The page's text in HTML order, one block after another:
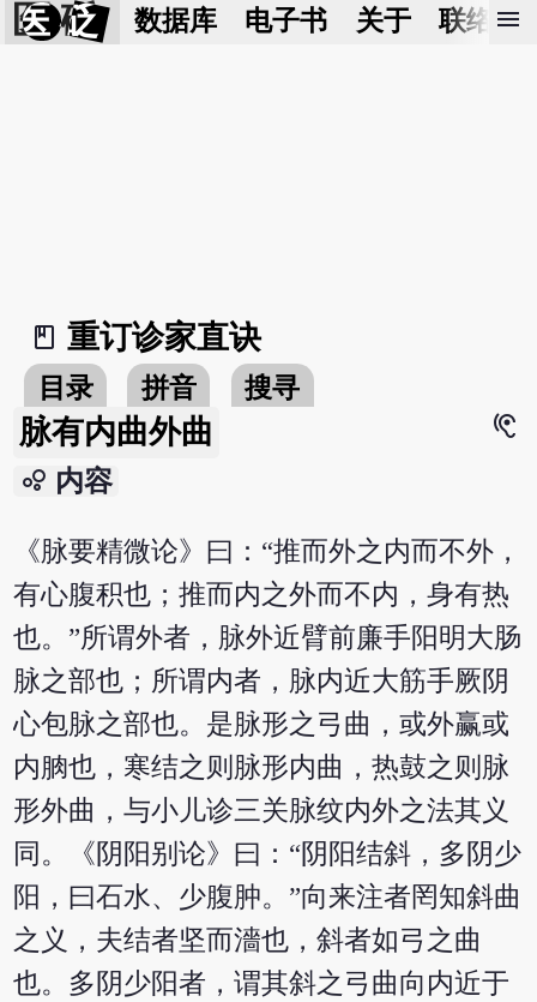
医 砭 数据库 电子书 关于 联络我
menu
book_2
重订诊家直诀
目录 拼音 搜寻
脉有内曲外曲
hearing
bubble_chart 内容
《脉要精微论》曰：“推而外之内而不外，
有心腹积也；推而内之外而不内，身有热
也。”所谓外者，脉外近臂前廉手阳明大肠
脉之部也；所谓内者，脉内近大筋手厥阴
心包脉之部也。是脉形之弓曲，或外赢或
内朒也，寒结之则脉形内曲，热鼓之则脉
形外曲，与小儿诊三关脉纹内外之法其义
同。《阴阳别论》曰：“阴阳结斜，多阴少
阳，曰石水、少腹肿。”向来注者罔知斜曲
之义，夫结者坚而濇也，斜者如弓之曲
也。多阴少阳者，谓其斜之弓曲向内近于